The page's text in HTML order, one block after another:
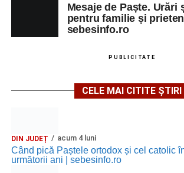
Mesaje de Paște. Urări
pentru familie și
sebesinfo.ro
PUBLICITATE
CELE MAI CITITE ȘTIRI
DIN JUDEȚ acum 4 luni
Când pică Paștele ortodox și cel catolic
următorii ani | sebesinfo.ro